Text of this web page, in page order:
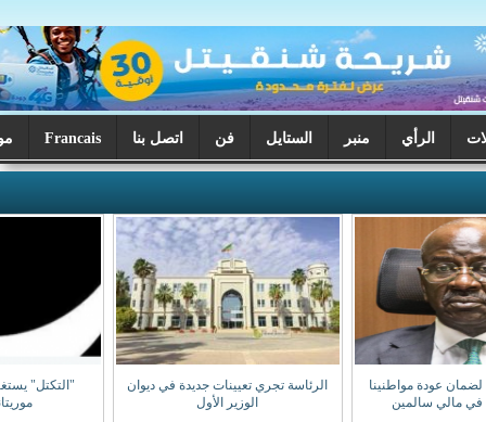
الستايل فن اتصل بنا Francais موريتانيا اليوم
الرئاسة تجري تعيينات جديدة في ديوان
"التكتل" يستغرب تكرر استهداف